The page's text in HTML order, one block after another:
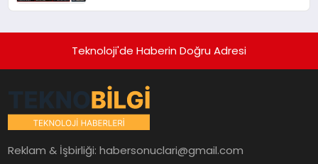
Teknoloji'de Haberin Doğru Adresi
Reklam & İşbirliği:habersonuclari@gmail.com